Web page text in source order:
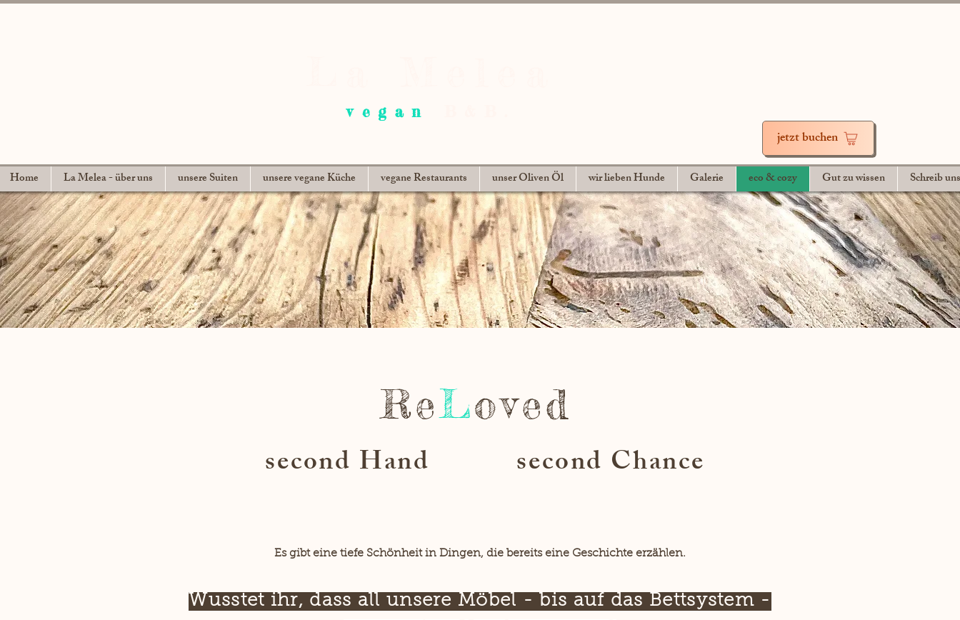
vegan
jetzt buchen
ReLoved
second Hand second Chance
Es gibt eine tiefe Schönheit in Dingen, die bereits eine Geschichte erzählen.
Wusstet ihr, dass all unsere Möbel - bis auf das Bettsystem -
Home La Melea - über uns unsere Suiten unsere vegane Küche vegane Restaurants unser Oliven Öl wir lieben Hunde Galerie eco & cozy Gut zu wissen Schreib uns